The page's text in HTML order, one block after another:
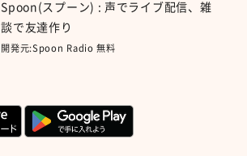
Spoon(スプーン) : 声でライブ配信、雑
談で友達作り
開発元:Spoon Radio 無料